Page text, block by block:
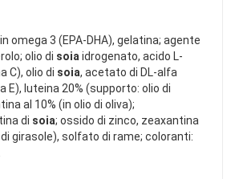
omega 3 (EPA-DHA), gelatina; agente
olio di soia idrogenato, acido L-
C), olio di soia, acetato di DL-alfa
E), luteina 20% (supporto: olio di
al 10% (in olio di oliva);
di soia; ossido di zinco, zeaxantina
girasole), solfato di rame; coloranti: